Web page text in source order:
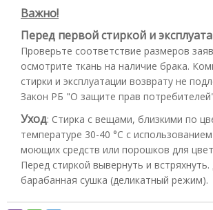
Важно!
Перед первой стиркой и
Проверьте соответствие размеров
осмотрите ткань на наличие брака.
стирки и эксплуатации возврату не
Закон РБ "О защите прав
Уход: Стирка с вещами, близкими по
температуре 30-40 °С с
моющих средств или порошков для
Перед стиркой вывернуть и встряхнуть.
барабанная сушка (деликатный режим).